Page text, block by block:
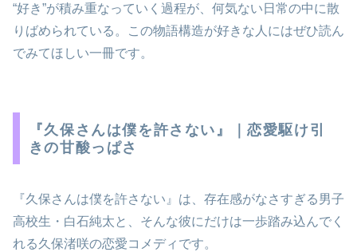
“好き”が積み重なっていく過程が、何気ない日常の中に散
りばめられている。この物語構造が好きな人にはぜひ読ん
でみてほしい一冊です。
『久保さんは僕を許さない』｜恋愛駆け引
きの甘酸っぱさ
『久保さんは僕を許さない』は、存在感がなさすぎる男子
高校生・白石純太と、そんな彼にだけは一歩踏み込んでく
れる久保渚咲の恋愛コメディです。